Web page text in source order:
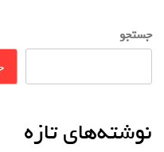
جستجو
نوشته‌های تازه